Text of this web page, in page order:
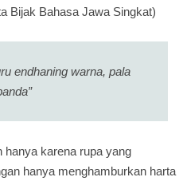
Bijak Bahasa Jawa Singkat)
endhaning warna, pala
hanya karena rupa yang
hanya menghamburkan harta